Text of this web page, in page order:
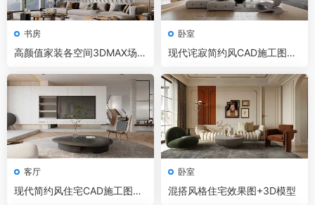
书房
高颜值家装各空间3DMAX场景
卧室
现代诧寂简约风CAD施工图+3
客厅
现代简约风住宅CAD施工图+3
卧室
混搭风格住宅效果图+3D模型